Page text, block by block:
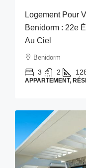
Logement Pour
Benidorm : 22e
Au Ciel
Benidorm
3 2
APPARTEMENT,